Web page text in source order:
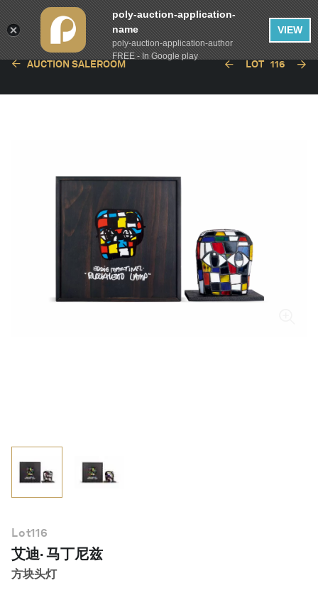
AUCTION SALEROOM LOT 116
Lot116
艾迪· 马丁尼兹
方块头灯
poly-auction-application-
name
poly-auction-application-author
FREE - In Google play
VIEW